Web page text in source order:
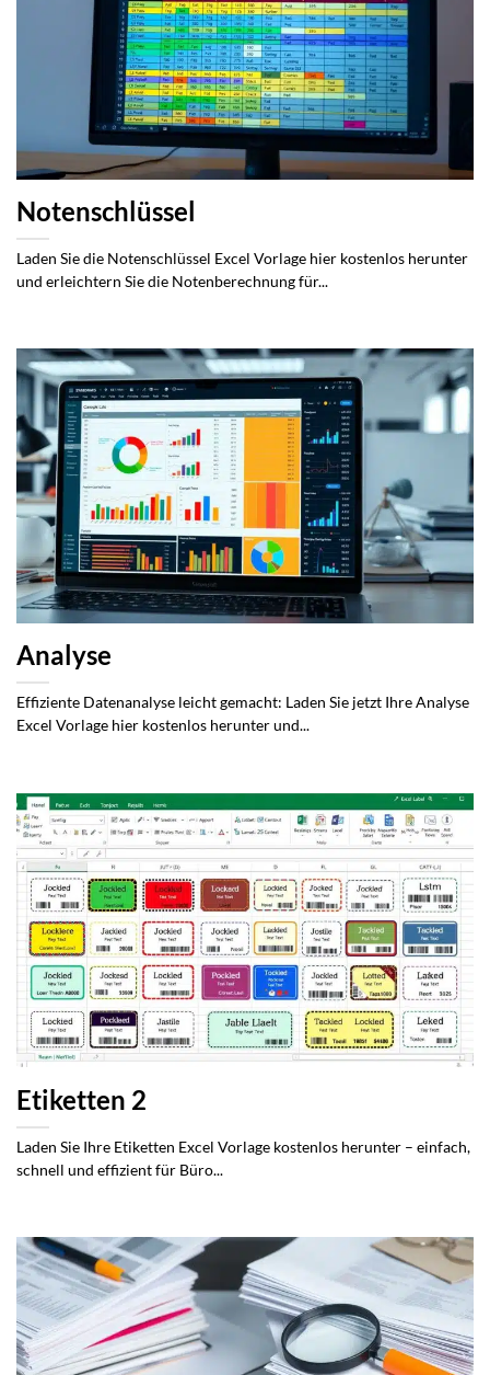
Notenschlüssel
Laden Sie die Notenschlüssel Excel Vorlage hier kostenlos herunter
und erleichtern Sie die Notenberechnung für...
Analyse
Effiziente Datenanalyse leicht gemacht: Laden Sie jetzt Ihre Analyse
Excel Vorlage hier kostenlos herunter und...
Etiketten 2
Laden Sie Ihre Etiketten Excel Vorlage kostenlos herunter – einfach,
schnell und effizient für Büro...